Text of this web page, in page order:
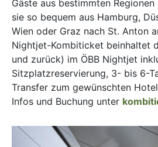
Gäste aus bestimmten Regionen
sie so bequem aus Hamburg,
Wien oder Graz nach St. Anton
Nightjet-Kombiticket beinhaltet
und zurück) im ÖBB Nightjet
Sitzplatzreservierung, 3- bis 6-
Transfer zum gewünschten
Infos und Buchung unter